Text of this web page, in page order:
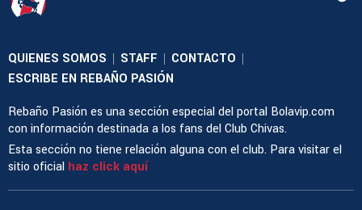
QUIENES SOMOS | STAFF | CONTACTO |
ESCRIBE EN REBAÑO PASIÓN
Rebaño Pasión es una sección especial del portal Bolavip.com
con información destinada a los fans del Club Chivas.
Esta sección no tiene relación alguna con el club. Para visitar el
sitio oficial haz click aquí